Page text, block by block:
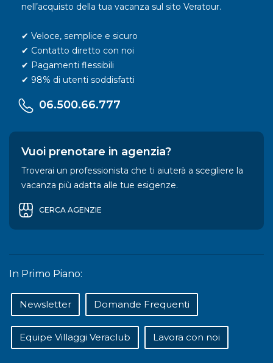
nell’acquisto della tua vacanza sul sito Veratour.
✔ Veloce, semplice e sicuro
✔ Contatto diretto con noi
✔ Pagamenti flessibili
✔ 98% di utenti soddisfatti
06.500.66.777
Vuoi prenotare in agenzia?
Troverai un professionista che ti aiuterà a scegliere la
vacanza più adatta alle tue esigenze.
CERCA AGENZIE
In Primo Piano:
Newsletter Domande Frequenti
Equipe Villaggi Veraclub Lavora con noi